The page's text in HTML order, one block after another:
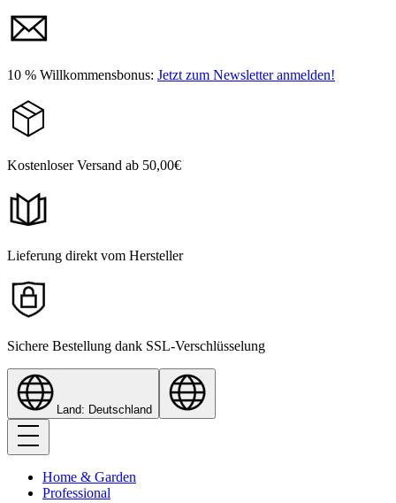
10 % Willkommensbonus: Jetzt zum Newsletter anmelden!
Kostenloser Versand ab 50,00€
Lieferung direkt vom Hersteller
Sichere Bestellung dank SSL-Verschlüsselung
Land: Deutschland
Home & Garden
Professional